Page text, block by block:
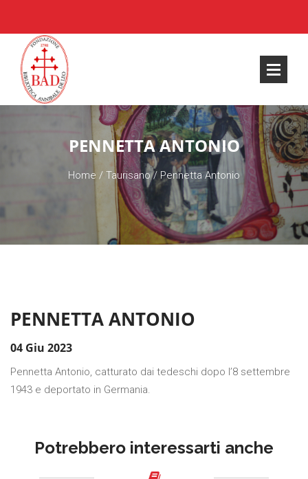
PENNETTA ANTONIO
Home / Taurisano/ Pennetta Antonio
PENNETTA ANTONIO
04 Giu 2023
Pennetta Antonio, catturato dai tedeschi dopo l’8 settembre
1943 e deportato in Germania.
Potrebbero interessarti anche